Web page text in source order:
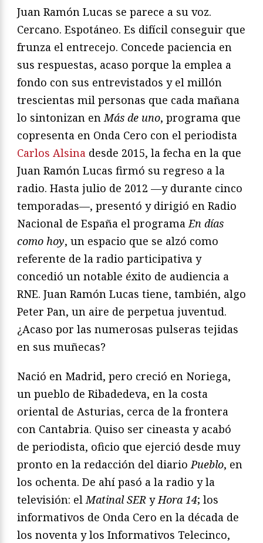
Juan Ramón Lucas se parece a su voz.
Cercano. Espotáneo. Es difícil conseguir que
frunza el entrecejo. Concede paciencia en
sus respuestas, acaso porque la emplea a
fondo con sus entrevistados y el millón
trescientas mil personas que cada mañana
lo sintonizan enMás de uno, programa que
copresenta en Onda Cero con el periodista
Carlos Alsina desde 2015, la fecha en la que
Juan Ramón Lucas firmó su regreso a la
radio. Hasta julio de 2012 —y durante cinco
temporadas—, presentó y dirigió en Radio
Nacional de España el programaEn días
como hoy, un espacio que se alzó como
referente de la radio participativa y
concedió un notable éxito de audiencia a
RNE. Juan Ramón Lucas tiene, también, algo
Peter Pan, un aire de perpetua juventud.
¿Acaso por las numerosas pulseras tejidas
en sus muñecas?
Nació en Madrid, pero creció en Noriega,
un pueblo de Ribadedeva, en la costa
oriental de Asturias, cerca de la frontera
con Cantabria. Quiso ser cineasta y acabó
de periodista, oficio que ejerció desde muy
pronto en la redacción del diarioPueblo, en
los ochenta. De ahí pasó a la radio y la
televisión: elMatinal SER yHora 14; los
informativos de Onda Cero en la década de
los noventa y los Informativos Telecinco,